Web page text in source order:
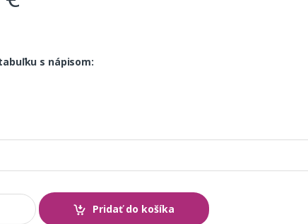
s nápisom:
Pridať do košíka